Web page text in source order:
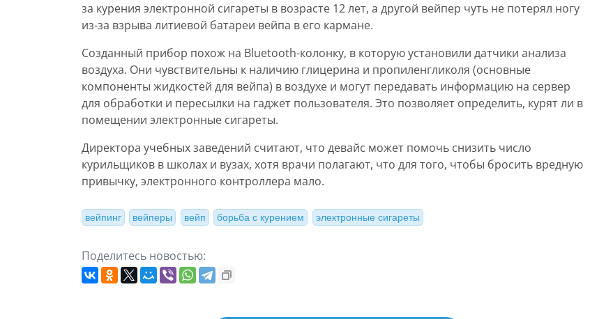
за курения электронной сигареты в возрасте 12 лет, а другой вейпер чуть не потерял ногу
из-за взрыва литиевой батареи вейпа в его кармане.
Созданный прибор похож на Bluetooth-колонку, в которую установили датчики анализа
воздуха. Они чувствительны к наличию глицерина и пропиленгликоля (основные
компоненты жидкостей для вейпа) в воздухе и могут передавать информацию на сервер
для обработки и пересылки на гаджет пользователя. Это позволяет определить, курят ли в
помещении электронные сигареты.
Директора учебных заведений считают, что девайс может помочь снизить число
курильщиков в школах и вузах, хотя врачи полагают, что для того, чтобы бросить вредную
привычку, электронного контроллера мало.
вейпинг вейперы вейп борьба с курением электронные сигареты
Поделитесь новостью: